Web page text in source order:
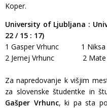
Koper.
University of Ljubljana :
22 / 15 : 17)
1 Gasper Vrhunc 1 Niksa
2 Jernej Vrhunc 2 Mate
Za napredovanje k višjim
za slovenske študentke in
Gašper Vrhunc, ki pa sta